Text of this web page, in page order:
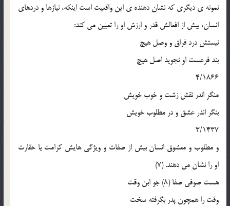
نمونه ي ديگري که نشان دهنده ي اين واقعيت است اينکه، نيازها و دردهاي
انسان، بيش از افعالش قدر و ارزش او را تعيين مي کند:
نيستش درد فراق و وصل هيچ
بند فرعست او نجويد اصل هيچ
4/1866
منگر اندر نقش زشت و خوب خويش
بنگر اندر عشق و در مطلوب خويش
3/1437
و مطلوب و معشوق انسان بيش از صفات و ويژگي هايش کرامت يا حقارت
او را نشان مي دهند. (7)
هست صوفي صفا (8) جو ابن وقت
وقت را همچون پدر بگرفته سخت